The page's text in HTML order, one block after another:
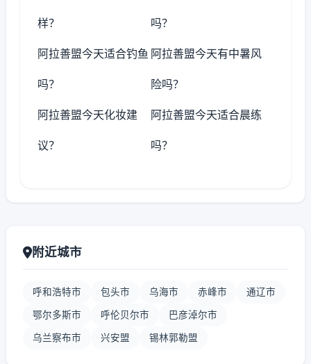
样？ 吗？
阿拉善盟今天适合钓鱼
吗？
阿拉善盟今天有中暑风
险吗？
阿拉善盟今天化妆建
议？
阿拉善盟今天适合晨练
吗？
附近城市
呼和浩特市 包头市 乌海市 赤峰市 通辽市
鄂尔多斯市 呼伦贝尔市 巴彦淖尔市
乌兰察布市 兴安盟 锡林郭勒盟